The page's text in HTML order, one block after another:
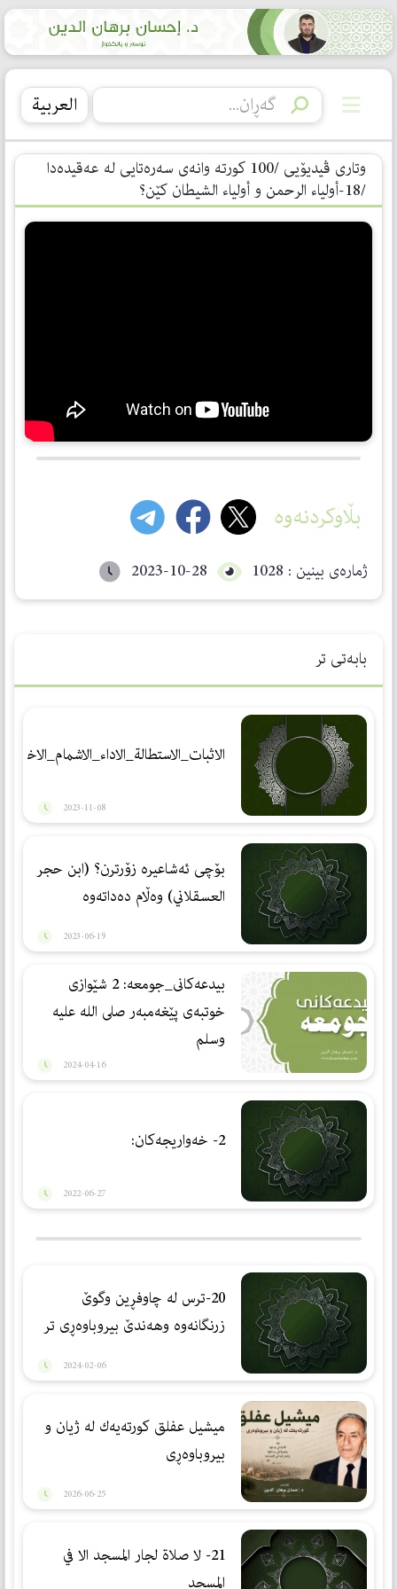
العربیة
وتاری ڤیدیۆیی /100 کورتە وانەی سەرەتایی لە عەقیدەدا
/18-أولیاء الرحمن و أولیاء الشیطان کێن؟
بڵاوکردنەوە
ژمارەی بینین : 1028 2023-10-28
بابەتی تر
الاثبات_الاستطالة_الاداء_الاشمام_الاختلاس
2023-11-08
بۆچی ئەشاعیرە زۆرترن؟ (ابن حجر
العسقلاني) وەڵام دەداتەوە
2023-06-19
بيدعه‌كانى_جومعه: 2 شێوازى
خوتبه‌ى پێغه‌مبه‌ر صلى الله عليه
وسلم
2024-04-16
2- خەواریجەكان:
2022-06-27
20-ترس لە چاوفڕین وگوێ
زرنگانەوە وهەندێ بیروباوەڕی تر
2024-02-06
ميشيل عفلق كورتەیەك لە ژیان و
بیروباوەڕی
2026-06-25
21- لا صلاة لجار المسجد الا في
المسجد